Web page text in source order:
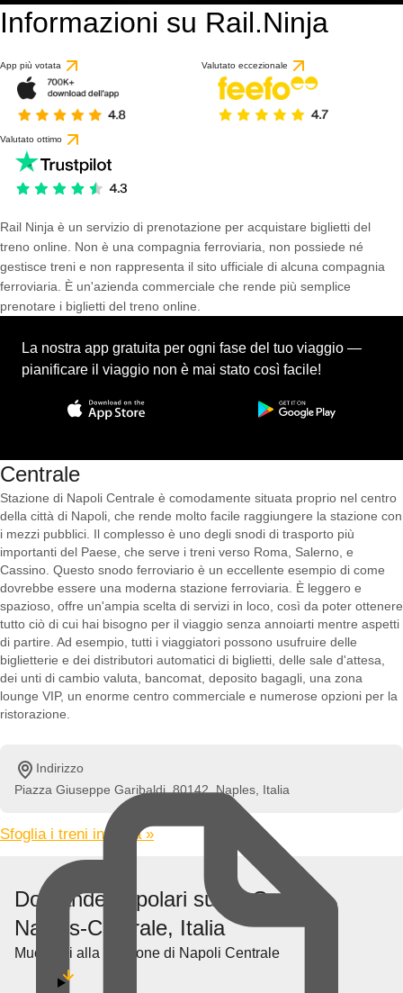
Informazioni su Rail.Ninja
App più votata Valutato eccezionale
Valutato ottimo
Rail Ninja è un servizio di prenotazione per acquistare biglietti del
treno online. Non è una compagnia ferroviaria, non possiede né
gestisce treni e non rappresenta il sito ufficiale di alcuna compagnia
ferroviaria. È un'azienda commerciale che rende più semplice
prenotare i biglietti del treno online.
La nostra app gratuita per ogni fase del tuo viaggio —
pianificare il viaggio non è mai stato così facile!
Centrale
Stazione di Napoli Centrale è comodamente situata proprio nel centro
della città di Napoli, che rende molto facile raggiungere la stazione con
i mezzi pubblici. Il complesso è uno degli snodi di trasporto più
importanti del Paese, che serve i treni verso Roma, Salerno, e
Cassino. Questo snodo ferroviario è un eccellente esempio di come
dovrebbe essere una moderna stazione ferroviaria. È leggero e
spazioso, offre un'ampia scelta di servizi in loco, così da poter ottenere
tutto ciò di cui hai bisogno per il viaggio senza annoiarti mentre aspetti
di partire. Ad esempio, tutti i viaggiatori possono usufruire delle
biglietterie e dei distributori automatici di biglietti, delle sale d'attesa,
dei unti di cambio valuta, bancomat, deposito bagagli, una zona
lounge VIP, un enorme centro commerciale e numerose opzioni per la
ristorazione.
Indirizzo
Piazza Giuseppe Garibaldi, 80142, Naples, Italia
Sfoglia i treni in Italia »
Domande popolari su La Gare de
Naples-Centrale, Italia
Muoversi alla Stazione di Napoli Centrale